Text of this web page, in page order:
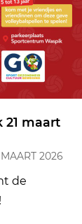
21 maart
2026
de